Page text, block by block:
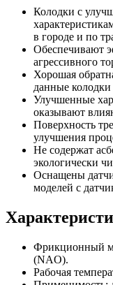
Колодки с
в городе и по
Обеспечивают
агрессивного
Хорошая
данные
Улучшенные
оказывают
Поверхность
улучшения
Не содержат
экологически
Оснащены
моделей с
Фрикционный
(NAO).
Рабочая